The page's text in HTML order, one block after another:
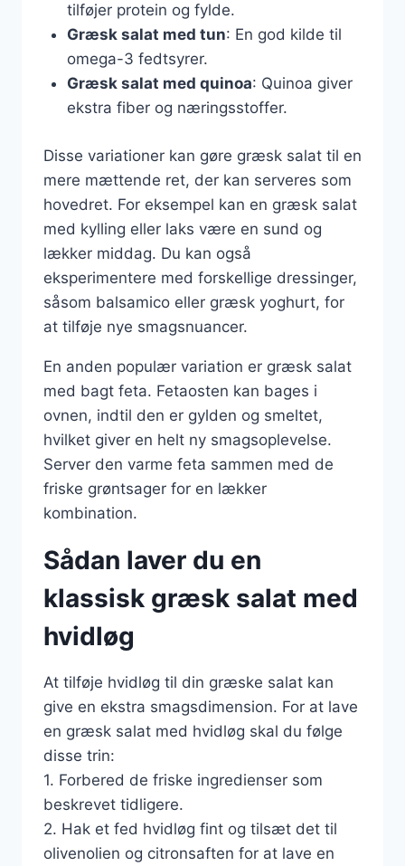
tilføjer protein og fylde.
Græsk salat med tun: En god kilde til
omega-3 fedtsyrer.
Græsk salat med quinoa: Quinoa giver
ekstra fiber og næringsstoffer.
Disse variationer kan gøre græsk salat til en
mere mættende ret, der kan serveres som
hovedret. For eksempel kan en græsk salat
med kylling eller laks være en sund og
lækker middag. Du kan også
eksperimentere med forskellige dressinger,
såsom balsamico eller græsk yoghurt, for
at tilføje nye smagsnuancer.
En anden populær variation er græsk salat
med bagt feta. Fetaosten kan bages i
ovnen, indtil den er gylden og smeltet,
hvilket giver en helt ny smagsoplevelse.
Server den varme feta sammen med de
friske grøntsager for en lækker
kombination.
Sådan laver du en
klassisk græsk salat med
hvidløg
At tilføje hvidløg til din græske salat kan
give en ekstra smagsdimension. For at lave
en græsk salat med hvidløg skal du følge
disse trin:
1. Forbered de friske ingredienser som
beskrevet tidligere.
2. Hak et fed hvidløg fint og tilsæt det til
olivenolien og citronsaften for at lave en